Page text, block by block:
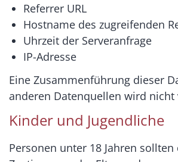
Referrer URL
Hostname des zugreifenden
Uhrzeit der Serveranfrage
IP-Adresse
Eine Zusammenführung dieser
anderen Datenquellen wird
Kinder und Jugendliche
Personen unter 18 Jahren sollten